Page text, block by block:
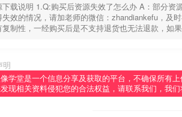
下载说明 1.Q:购买后资源失效了怎么办 A：部分资
失效的情况，请加老师的微信：zhandiankefu，及
复制性，一经购买后是不支持退货也无法退款，如
明
学堂是一个信息分享及获取的平台，不确保所有上
现相关资料侵犯您的合法权益，请联系我们，我